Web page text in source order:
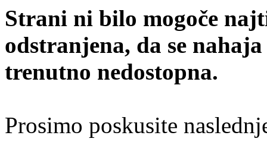
Strani ni bilo mogoče
odstranjena, da se
trenutno nedostopna.
Prosimo poskusite